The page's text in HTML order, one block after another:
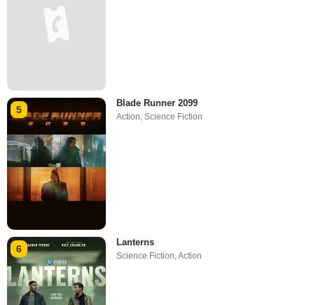
5
Blade Runner 2099
Action ,Science Fiction
6
Lanterns
Science Fiction,Action